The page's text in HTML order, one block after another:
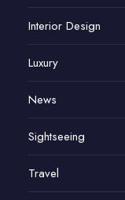
Interior Design
Luxury
News
Sightseeing
Travel